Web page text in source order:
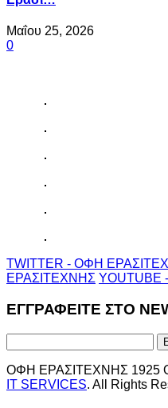
Μαΐου 25, 2026
0
TWITTER - ΟΦΗ
ΕΡΑΣΙΤΕΧΝΗΣ
ΕΓΓΡΑΦΕΙΤΕ ΣΤΟ
ΟΦΗ ΕΡΑΣΙΤΕΧΝΗΣ 1925
IT SERVICES. All Rights